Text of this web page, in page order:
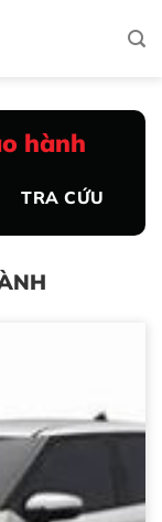
hành
TRA CỨU